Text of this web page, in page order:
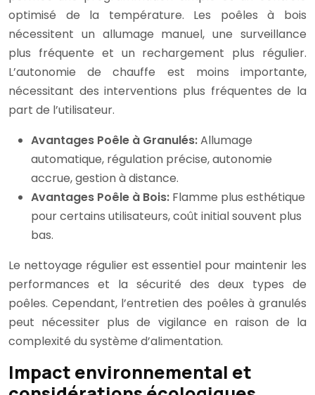
optimisé de la température. Les poêles à bois
nécessitent un allumage manuel, une surveillance
plus fréquente et un rechargement plus régulier.
L’autonomie de chauffe est moins importante,
nécessitant des interventions plus fréquentes de la
part de l’utilisateur.
Avantages Poêle à Granulés:Allumage
automatique, régulation précise, autonomie
accrue, gestion à distance.
Avantages Poêle à Bois: Flamme plus esthétique
pour certains utilisateurs, coût initial souvent plus
bas.
Le nettoyage régulier est essentiel pour maintenir les
performances et la sécurité des deux types de
poêles. Cependant, l’entretien des poêles à granulés
peut nécessiter plus de vigilance en raison de la
complexité du système d’alimentation.
Impact environnemental et